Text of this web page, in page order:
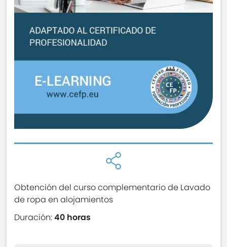
Obtención del curso complementario de Lavado
de ropa en alojamientos
Duración:40 horas